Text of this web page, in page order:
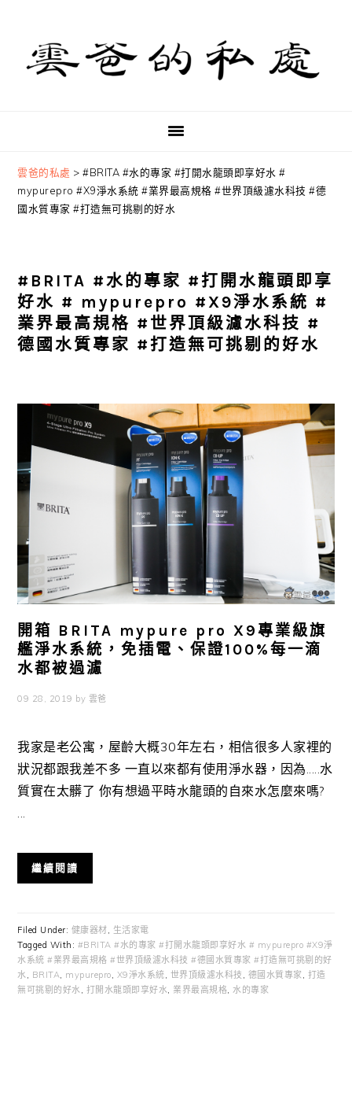
primary
navigation
content
primary
sidebar
雲爸的私處 >#BRITA #水的專家 #打開水龍頭即享好水 #
mypurepro #X9淨水系統 #業界最高規格 #世界頂級濾水科技 #德
國水質專家 #打造無可挑剔的好水
#BRITA #水的專家 #打開水龍頭即享
好水 # mypurepro #X9淨水系統 #
業界最高規格 #世界頂級濾水科技 #
德國水質專家 #打造無可挑剔的好水
開箱 BRITA mypure pro X9專業級旗
艦淨水系統，免插電、保證100%每一滴
水都被過濾
09 28, 2019 by 雲爸
我家是老公寓，屋齡大概30年左右，相信很多人家裡的
狀況都跟我差不多 一直以來都有使用淨水器，因為.....水
質實在太髒了 你有想過平時水龍頭的自來水怎麼來嗎?
...
繼續閱讀
Filed Under: 健康器材, 生活家電
Tagged With: #BRITA #水的專家 #打開水龍頭即享好水 # mypurepro #X9淨
水系統 #業界最高規格 #世界頂級濾水科技 #德國水質專家 #打造無可挑剔的好
水, BRITA, mypurepro, X9淨水系統, 世界頂級濾水科技 , 德國水質專家 , 打造
無可挑剔的好水, 打開水龍頭即享好水, 業界最高規格, 水的專家